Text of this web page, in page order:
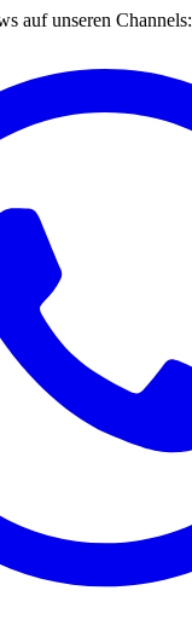
auf unseren Channels: